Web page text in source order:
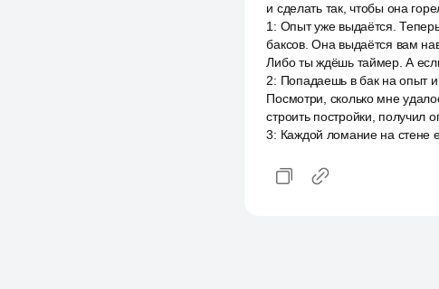
и сделать так, чтобы она
1 : Опыт уже выдаётся.
баксов. Она выдаётся вам
Либо ты ждёшь таймер. А
2: Попадаешь в бак на опыт
Посмотри, сколько мне
строить постройки, получил
3: Каждой ломание на стене